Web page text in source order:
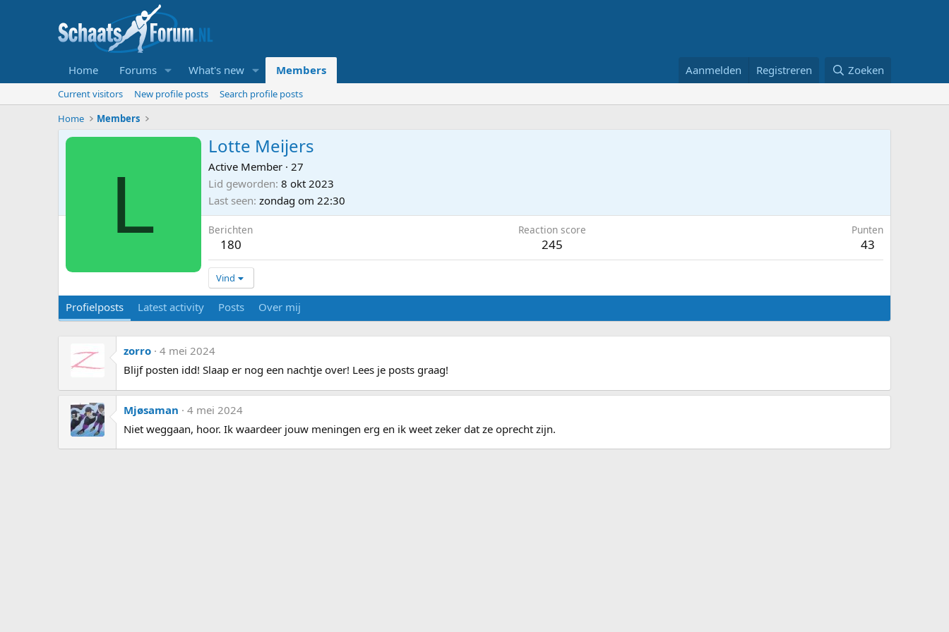
Home Forums What's new Members Aanmelden Registreren Zoeken
Current visitors New profile posts
Search profile posts
Home
Members
L
Lotte Meijers
Active Member · 27
Lid geworden 8 okt 2023
Last seen zondag om 22:30
Berichten
180
Reaction score
245
Punten
43
Vind
Profielposts Latest activity Posts Over mij
zorro 4 mei 2024
Blijf posten idd! Slaap er nog een nachtje over! Lees je posts graag!
Mjøsaman
4 mei 2024
Niet weggaan, hoor. Ik waardeer jouw meningen erg en ik weet zeker dat ze oprecht zijn.